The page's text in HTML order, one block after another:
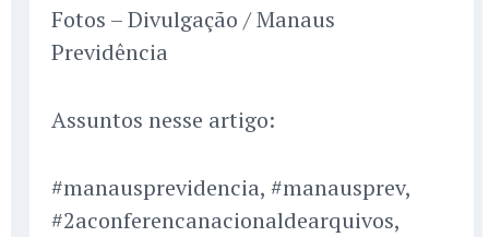
Fotos – Divulgação / Manaus
Previdência
Assuntos nesse artigo:
#manausprevidencia, #manausprev,
#2aconferencanacionaldearquivos,